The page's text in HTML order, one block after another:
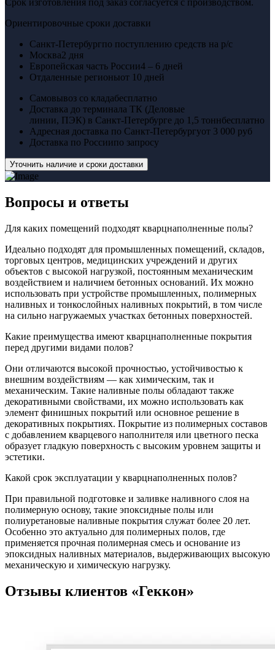
Срок изготовления под заказ согласуется с производством.
Ориентировочные сроки доставки
Санкт-Петербургпо поступлению средств на р/с
Москва2 дня
Европейская часть России4 – 6 дней
Отдаленные регионыот 10 дней
Самовывоз со кладабесплатно
Доставка до терминала ТК (Деловые
линии, ПЭК) в Санкт-Петербурге до 1,5 тоннбесплатно
Адресная доставка по Санкт-Петербургуот 3 000 руб
Доставка по Россиипо запросу
Уточнить наличие и сроки доставки
Вопросы и ответы
Для каких помещений подходят кварцнаполненные полы?
Идеально подходят для промышленных помещений, складов,
торговых центров, медицинских учреждений и других
объектов с высокой нагрузкой, постоянным механическим
воздействием и наличием бетонных оснований. Их можно
использовать при устройстве промышленных, полимерных
наливных и тонкослойных наливных покрытий, в том числе
на сильно нагружаемых участках бетонных поверхностей.
Какие преимущества имеют кварцнаполненные покрытия
перед другими видами полов?
Они отличаются высокой прочностью, устойчивостью к
внешним воздействиям — как химическим, так и
механическим. Такие наливные полы обладают также
декоративными свойствами, их можно использовать как
элемент финишных покрытий или основное решение в
декоративных покрытиях. Покрытие из полимерных составов
с добавлением кварцевого наполнителя или цветного песка
образует гладкую поверхность с высоким уровнем защиты и
эстетики.
Какой срок эксплуатации у кварцнаполненных полов?
При правильной подготовке и заливке наливного слоя на
полимерную основу, такие эпоксидные полы или
полиуретановые наливные покрытия служат более 20 лет.
Особенно это актуально для полимерных полов, где
применяется прочная полимерная смесь и основание из
эпоксидных наливных материалов, выдерживающих высокую
механическую и химическую нагрузку.
Отзывы клиентов «Геккон»